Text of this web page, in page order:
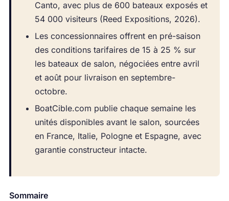
Canto, avec plus de 600 bateaux exposés et
54 000 visiteurs (Reed Expositions, 2026).
Les concessionnaires offrent en pré-saison
des conditions tarifaires de 15 à 25 % sur
les bateaux de salon, négociées entre avril
et août pour livraison en septembre-
octobre.
BoatCible.com publie chaque semaine les
unités disponibles avant le salon, sourcées
en France, Italie, Pologne et Espagne, avec
garantie constructeur intacte.
Sommaire